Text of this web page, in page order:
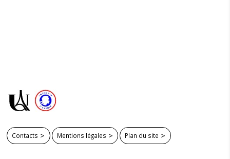
Contacts Mentions légales Plan du site